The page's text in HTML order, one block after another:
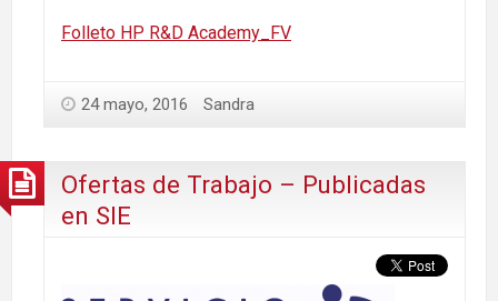
Folleto HP R&D Academy_FV
24 mayo, 2016 Sandra
Ofertas de Trabajo – Publicadas
en SIE